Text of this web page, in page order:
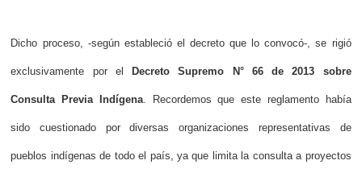
Dicho proceso, -según estableció el decreto que lo convocó-, se rigió
exclusivamente por el Decreto Supremo N° 66 de 2013 sobre
Consulta Previa Indígena. Recordemos que este reglamento había
sido cuestionado por diversas organizaciones representativas de
pueblos indígenas de todo el país, ya que limita la consulta a proyectos